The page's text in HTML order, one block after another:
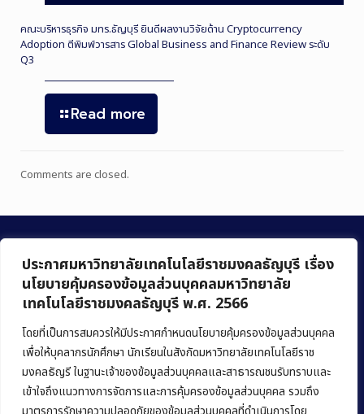
ประกาศมหาวิทยาลัยเทคโนโลยีราชมงคลธัญบุรี เรื่อง
นโยบายคุ้มครองข้อมูลส่วนบุคคลมหาวิทยาลัย
เทคโนโลยีราชมงคลธัญบุรี พ.ศ. 2566
โดยที่เป็นการสมควรให้มีประกาศกำหนดนโยบายคุ้มครองข้อมูลส่วนบุคคล
เพื่อให้บุคลากรนักศึกษา นักเรียนในสังกัดมหาวิทยาลัยเทคโนโลยีราช
มงคลธัญรี ในฐานะเจ้าของข้อมูลส่วนบุคคลและสาธารณชนรับทราบและ
เข้าใจถึงแนวทางการจัดการและการคุ้มครองข้อมูลส่วนบุคคล รวมถึง
คณะบริหารธุรกิจ มทร.ธัญบุรี ยินดีผลงานวิจัยด้าน Cryptocurrency
Adoption ตีพิมพ์วารสาร Global Business and Finance Review ระดับ
Q3
Read more
Comments are closed.
คณะบริหารธุรกิจ
มหาวิทยาลัยเทคโนโลยีราชมงคลธัญบุรี
39 หมู่ 1 ถนนรังสิต-นครนายก ตำบลคลองหก
อำเภอคลองหลวง จังหวัดปทุมธานี 12120